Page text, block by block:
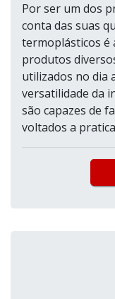
Por ser um dos
conta das suas
termoplásticos é
produtos
utilizados no dia
versatilidade da
são capazes de
voltados a